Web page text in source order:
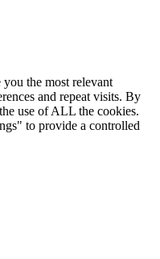
the most relevant
and repeat visits. By
use of ALL the cookies.
to provide a controlled